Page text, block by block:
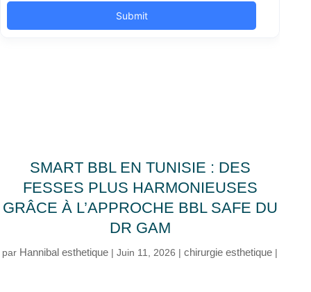
SMART BBL EN TUNISIE : DES
FESSES PLUS HARMONIEUSES
GRÂCE À L’APPROCHE BBL SAFE DU
DR GAM
par Hannibal esthetique |Juin 11, 2026 |chirurgie esthetique |